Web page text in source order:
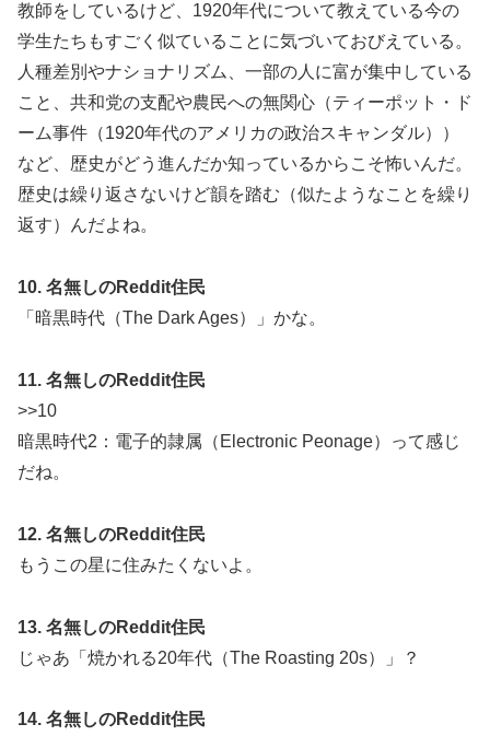
教師をしているけど、1920年代について教えている今の
学生たちもすごく似ていることに気づいておびえている。
人種差別やナショナリズム、一部の人に富が集中している
こと、共和党の支配や農民への無関心（ティーポット・ド
ーム事件（1920年代のアメリカの政治スキャンダル））
など、歴史がどう進んだか知っているからこそ怖いんだ。
歴史は繰り返さないけど韻を踏む（似たようなことを繰り
返す）んだよね。
10. 名無しのReddit住民
「暗黒時代（The Dark Ages）」かな。
11. 名無しのReddit住民
>>10
暗黒時代2：電子的隷属（Electronic Peonage）って感じ
だね。
12. 名無しのReddit住民
もうこの星に住みたくないよ。
13. 名無しのReddit住民
じゃあ「焼かれる20年代（The Roasting 20s）」？
14. 名無しのReddit住民